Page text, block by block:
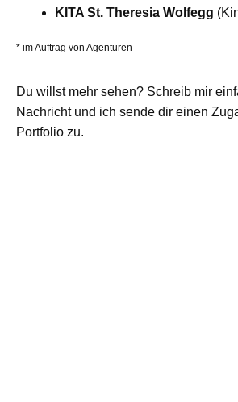
KITA St. Theresia Wolfegg
* im Auftrag von Agenturen
Du willst mehr sehen? Schreib mir
Nachrichtund ich sende dir einen
Portfolio zu.